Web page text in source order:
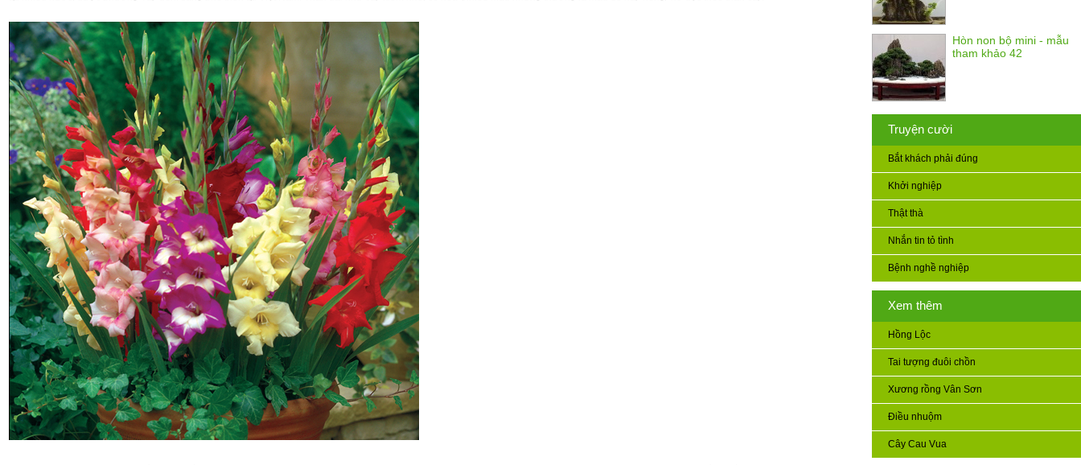
Hòn non bộ mini - mẫu
tham khảo 42
Truyện cười
Bắt khách phải đúng
Khởi nghiệp
Thật thà
Nhắn tin tỏ tình
Bệnh nghề nghiệp
Xem thêm
Hồng Lộc
Tai tượng đuôi chồn
Xương rồng Vân Sơn
Điều nhuộm
Cây Cau Vua